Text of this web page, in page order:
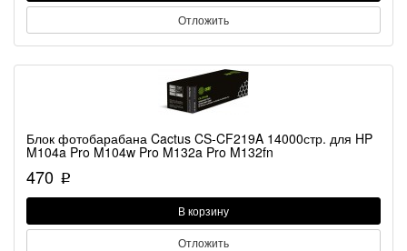
Отложить
Блок фотобарабана Cactus CS-CF219A 14000стр. для HP
M104a Pro M104w Pro M132a Pro M132fn
470 p
В корзину
Отложить